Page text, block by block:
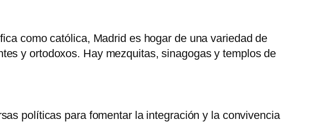
como católica, Madrid es hogar de una variedad de
y ortodoxos. Hay mezquitas, sinagogas y templos de
políticas para fomentar la integración y la convivencia